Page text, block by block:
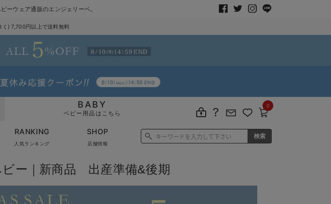
ーウェア通販のエンジェリーベ。
) 7,700円以上で送料無料
BABY
ベビー用品はこちら
0
RANKING
人気ランキング
SHOP
店舗情報
ビー｜新商品 出産準備&後期